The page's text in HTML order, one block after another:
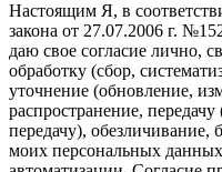
Настоящим Я, в
закона от 27.07.2006 г.
даю свое согласие лично,
обработку (сбор,
уточнение (обновление,
распространение,
передачу),
моих персональных